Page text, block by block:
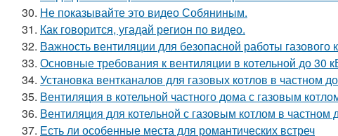
30. Не показывайте это видео Собяниным.
31. Как говорится, угадай регион по видео.
32. Важность вентиляции для безопасной работы газового
33. Основные требования к вентиляции в котельной до 30
34. Установка вентканалов для газовых котлов в частном
35. Вентиляция в котельной частного дома с газовым
36. Вентиляция для котельной с газовым котлом в
37. Есть ли особенные места для романтических встреч